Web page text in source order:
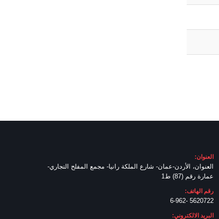
العنوان:
العنوان، الأردن-عمان- شارع الملكة رانيا- مجمع المفلح التجاري-
عمارة رقم (87) ط1
رقم الهاتف:
5620722 -6-962
البريد الالكتروني: